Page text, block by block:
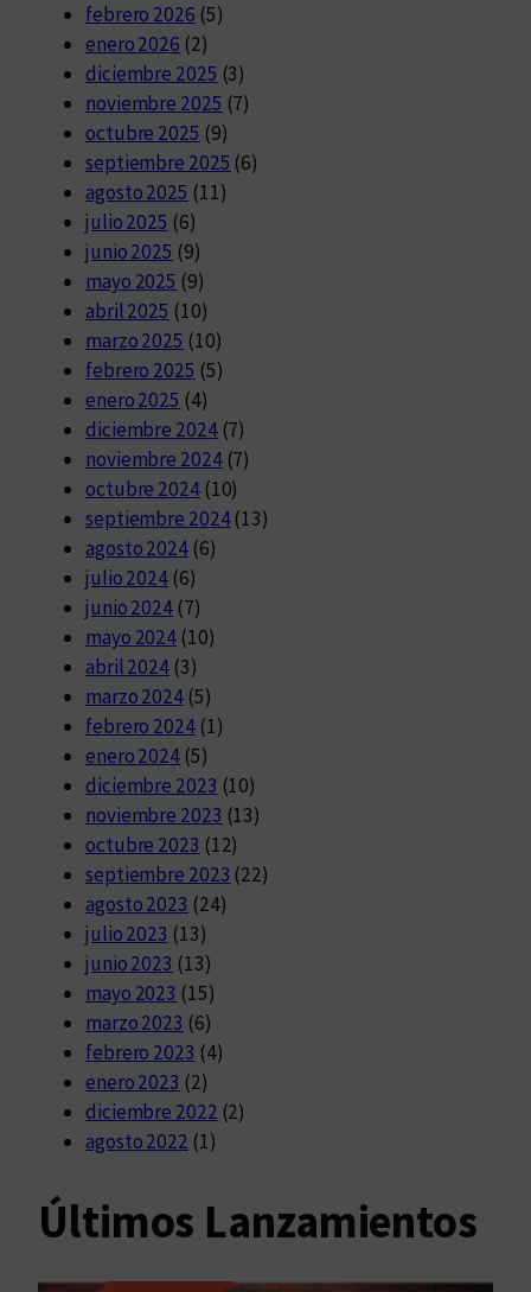
febrero 2026 (5)
enero 2026 (2)
diciembre 2025 (3)
noviembre 2025 (7)
octubre 2025 (9)
septiembre 2025 (6)
agosto 2025 (11)
julio 2025 (6)
junio 2025 (9)
mayo 2025 (9)
abril 2025 (10)
marzo 2025 (10)
febrero 2025 (5)
enero 2025 (4)
diciembre 2024(7)
noviembre 2024(7)
octubre 2024(10)
septiembre 2024(13)
agosto 2024(6)
julio 2024 (6)
junio 2024 (7)
mayo 2024 (10)
abril 2024 (3)
marzo 2024 (5)
febrero 2024(1)
enero 2024 (5)
diciembre 2023 (10)
noviembre 2023 (13)
octubre 2023 (12)
septiembre 2023 (22)
agosto 2023 (24)
julio 2023 (13)
junio 2023 (13)
mayo 2023 (15)
marzo 2023 (6)
febrero 2023 (4)
enero 2023 (2)
diciembre 2022 (2)
agosto 2022 (1)
Últimos Lanzamientos